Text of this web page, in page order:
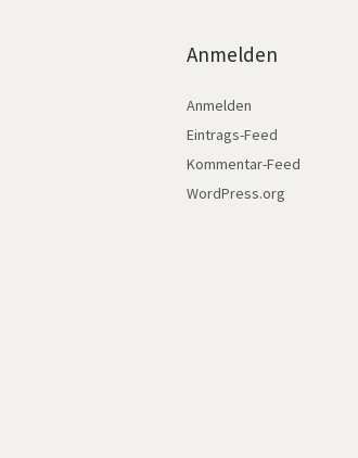
Anmelden
Anmelden
Eintrags-Feed
Kommentar-Feed
WordPress.org